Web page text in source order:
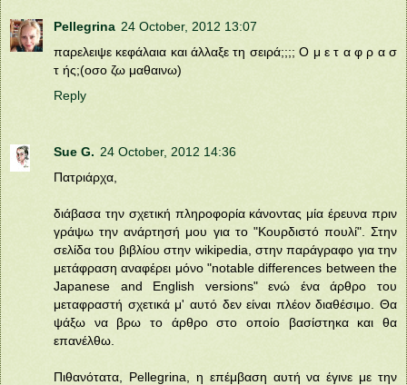
Pellegrina 24 October, 2012 13:07
παρελειψε κεφάλαια και άλλαξε τη σειρά;;;; Ο μ ε τ α φ ρ α σ
τ ής;(οσο ζω μαθαινω)
Reply
Sue G. 24 October, 2012 14:36
Πατριάρχα,
διάβασα την σχετική πληροφορία κάνοντας μία έρευνα πριν
γράψω την ανάρτησή μου για το "Κουρδιστό πουλί". Στην
σελίδα του βιβλίου στην wikipedia, στην παράγραφο για την
μετάφραση αναφέρει μόνο "notable differences between the
Japanese and English versions" ενώ ένα άρθρο του
μεταφραστή σχετικά μ' αυτό δεν είναι πλέον διαθέσιμο. Θα
ψάξω να βρω το άρθρο στο οποίο βασίστηκα και θα
επανέλθω.
Πιθανότατα, Pellegrina, η επέμβαση αυτή να έγινε με την